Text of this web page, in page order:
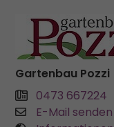
Gartenbau Pozzi
0473 667224
E-Mail senden